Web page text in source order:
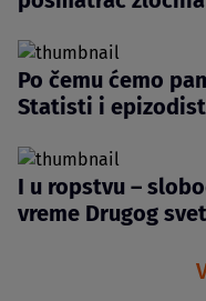
Po čemu ćemo
Statisti i
I u ropstvu –
vreme Drugog